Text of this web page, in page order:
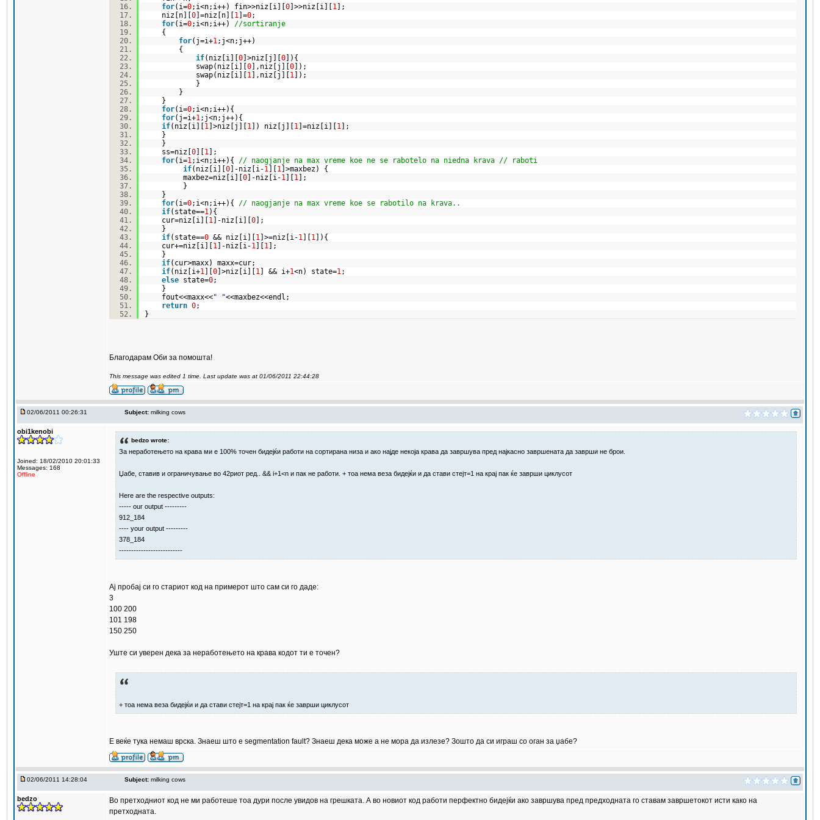
for(i=0;i<n;i++) fin>>niz[i][ 0 ]>>niz[i][ 1 ];
niz[n][ 0 ]=niz[n][ 1 ]=0;
for(i=0;i<n;i++) //sortiranje
{
for(j=i+1;j<n;j++)
{
if(niz[i][ 0 ]>niz[j][ 0 ]){
swap(niz[i][ 0 ],niz[j][ 0 ]);
swap(niz[i][ 1 ],niz[j][ 1 ]);
}
}
}
for(i=0;i<n;i++){
for(j=i+1;j<n;j++){
if(niz[i][ 1 ]>niz[j][ 1 ]) niz[j][ 1 ]=niz[i][ 1 ];
}
}
ss=niz[ 0 1 ];
for(i=1;i<n;i++){ // naogjanje na max vreme koe ne se rabotelo na niedna krava // raboti
if(niz[i][ 0 ]-niz[i-1 1 ]>maxbez) {
maxbez=niz[i][ 0 ]-niz[i-1 1 ];
}
}
for(i=0;i<n;i++){ // naogjanje na max vreme koe se rabotilo na krava..
if(state==1){
cur=niz[i][ 1 ]-niz[i][ 0 ];
}
if(state==0 && niz[i][ 1 ]>=niz[i-1 1 ]){
cur+=niz[i][ 1 ]-niz[i-1 1 ];
}
if(cur>maxx) maxx=cur;
if(niz[i+1 0 ]>niz[i][ 1 ] && i+1<n) state=1;
else state=0;
}
fout<<maxx<<" "<<maxbez<<endl;
return 0;
}
Благодарам Оби за помошта!
This message was edited 1 time. Last update was at 01/06/2011 22:44:28
02/06/2011 00:26:31 Subject: milking cows
obi1kenobi
Joined: 18/02/2010 20:01:33
Messages: 168
Offline
bedzo wrote:
За неработењето на крава ми е 100% точен бидејќи работи на сортирана низа и ако најде некоја крава да завршува пред најкасно завршената да заврши не брои.
Џабе, ставив и ограничување во 42риот ред.. && i+1<n и пак не работи. + тоа нема веза бидејќи и да стави стејт=1 на крај пак ќе заврши циклусот
Here are the respective outputs:
----- our output ---------
912_184
---- your output ---------
378_184
--------------------------
Ај пробај си го стариот код на примерот што сам си го даде:
3
100 200
101 198
150 250
Уште си уверен дека за неработењето на крава кодот ти е точен?
+ тоа нема веза бидејќи и да стави стејт=1 на крај пак ќе заврши циклусот
Е веќе тука немаш врска. Знаеш што е segmentation fault? Знаеш дека може а не мора да излезе? Зошто да си играш со оган за џабе?
02/06/2011 14:28:04 Subject: milking cows
bedzo
Во претходниот код не ми работеше тоа дури после увидов на грешката. А во новиот код работи перфектно бидејќи ако завршува пред предходната го ставам завршетокот исти како на
претходната.